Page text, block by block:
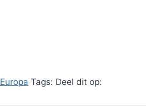
Europa Tags: Deel dit op: